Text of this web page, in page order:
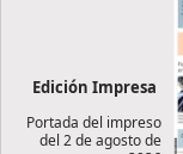
Edición Impresa
Portada del impreso
del 2 de agosto de